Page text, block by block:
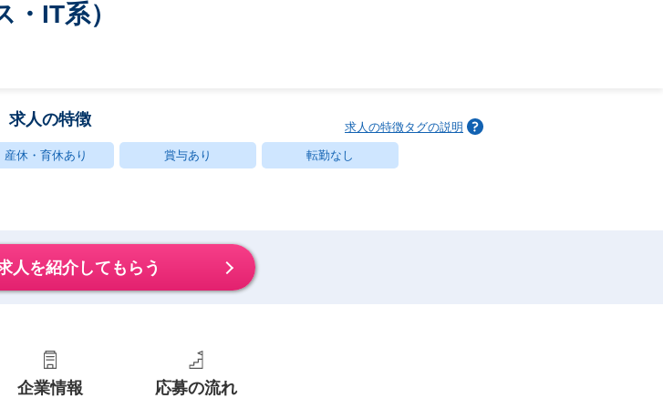
IT系）
求人の特徴 求人の特徴タグの説明
産休・育休あり 賞与あり 転勤なし
人を紹介してもらう
企業情報 応募の流れ